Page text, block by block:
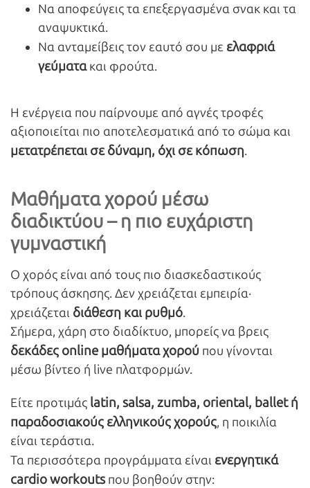
Να αποφεύγεις τα επεξεργασμένα σνακ και τα
αναψυκτικά.
Να ανταμείβεις τον εαυτό σου με ελαφριά
γεύματακαι φρούτα.
Η ενέργεια που παίρνουμε από αγνές τροφές
αξιοποιείται πιο αποτελεσματικά από το σώμα και
μετατρέπεται σε δύναμη, όχι σε κόπωση.
Μαθήματα χορού μέσω
διαδικτύου – η πιο ευχάριστη
γυμναστική
Ο χορός είναι από τους πιο διασκεδαστικούς
τρόπους άσκησης. Δεν χρειάζεται εμπειρία·
χρειάζεται διάθεση και ρυθμό.
Σήμερα, χάρη στο διαδίκτυο, μπορείς να βρεις
δεκάδες online μαθήματα χορού που γίνονται
μέσω βίντεο ή live πλατφορμών.
Είτε προτιμάς latin, salsa, zumba, oriental, balletή
παραδοσιακούς ελληνικούς χορούς, η ποικιλία
είναι τεράστια.
Τα περισσότερα προγράμματα είναι ενεργητικά
cardioworkoutsπου βοηθούν στην: